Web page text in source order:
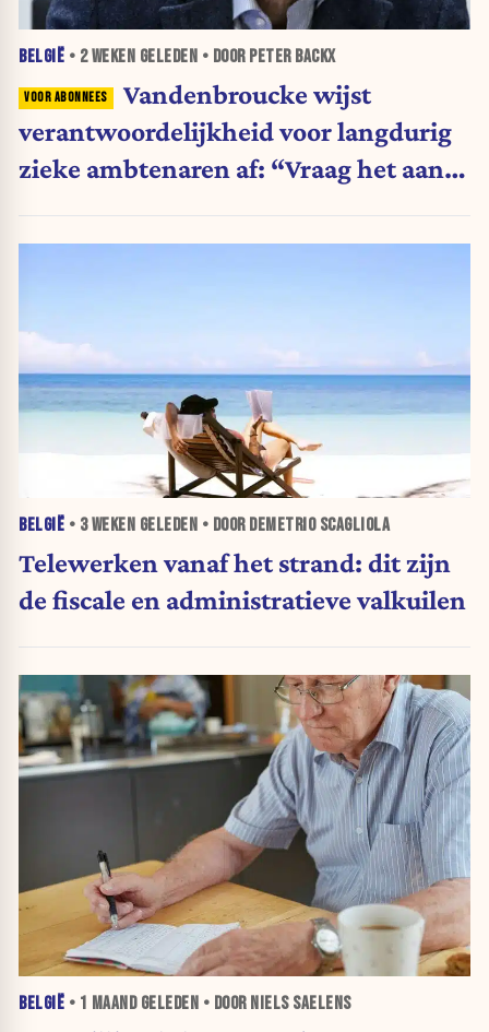
BELGIË • 2 WEKEN GELEDEN • DOOR PETER BACKX
Vandenbroucke wijst
verantwoordelijkheid voor langdurig
zieke ambtenaren af: “Vraag het aan
BELGIË • 3 WEKEN GELEDEN • DOOR DEMETRIO SCAGLIOLA
Telewerken vanaf het strand: dit zijn
de fiscale en administratieve valkuilen
BELGIË • 1 MAANDGELEDEN • DOOR NIELS SAELENS